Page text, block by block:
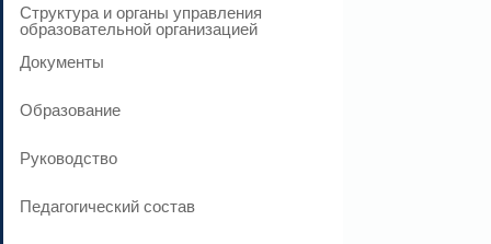
Структура и органы управления
образовательной организацией
Документы
Образование
Руководство
Педагогический состав